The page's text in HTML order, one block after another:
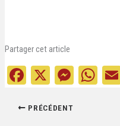
Partager cet article
Fa
bo
X M W
PRÉCÉDENT